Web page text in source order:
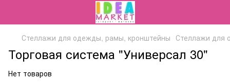
Стеллажи для одежды, рамы, кронштейны Стеллажи для
Торговая система "Универсал 30"
Нет товаров